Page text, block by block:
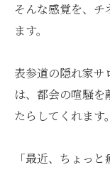
そんな感覚を、チ
ます。
表参道の隠れ家
は、都会の喧騒
たらしてくれます。
「最近、ちょっ